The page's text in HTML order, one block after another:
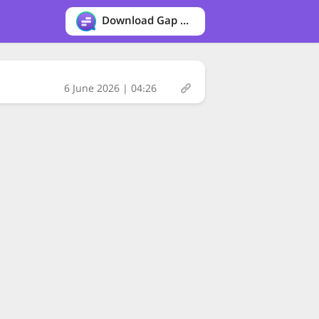
Download Gap messenger
6 June 2026 | 04:26